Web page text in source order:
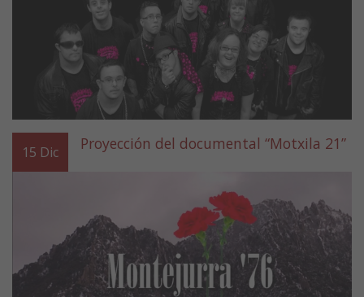
15 Dic Proyección del documental “Motxila 21”